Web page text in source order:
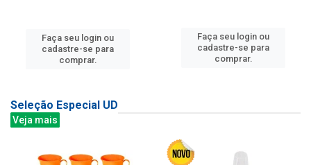
Faça seu login ou
cadastre-se para
comprar.
Faça seu login ou
cadastre-se para
comprar.
Seleção Especial UD
Veja mais